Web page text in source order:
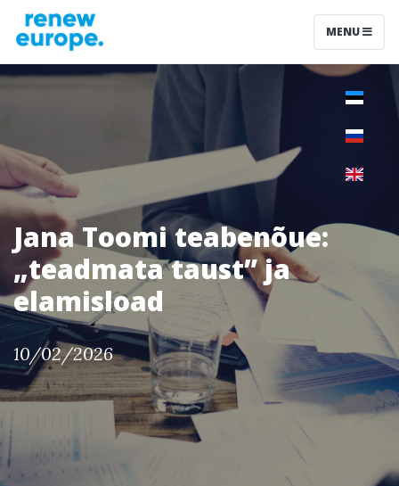
MENU
Jana Toomi teabenõue:
„teadmata taust” ja
elamisload
10/02/2026